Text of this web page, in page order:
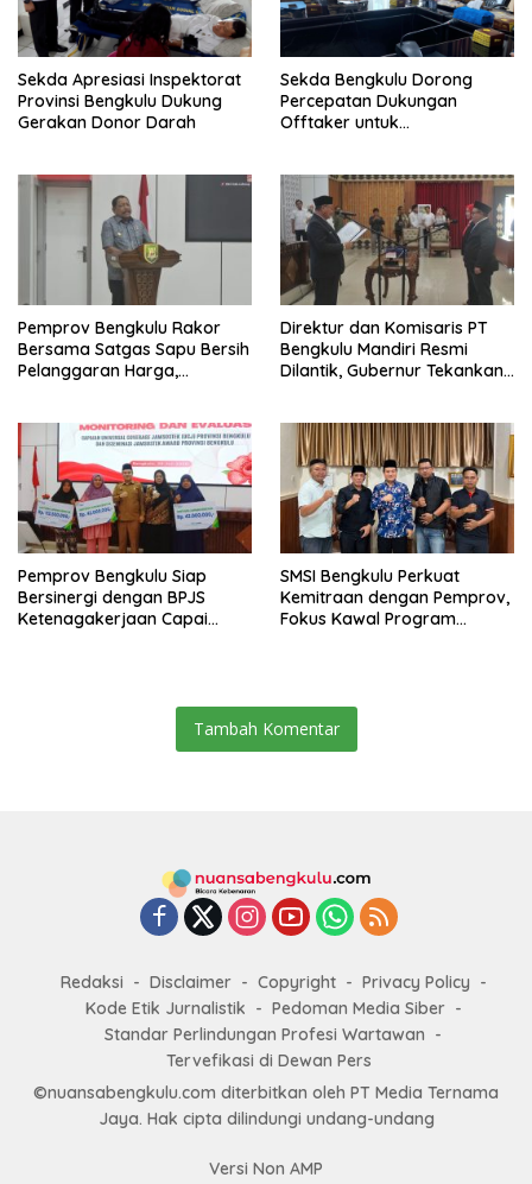
Sekda Apresiasi Inspektorat
Provinsi Bengkulu Dukung
Gerakan Donor Darah
Sekda Bengkulu Dorong
Percepatan Dukungan
Offtaker untuk
Pemprov Bengkulu Rakor
Bersama Satgas Sapu Bersih
Pelanggaran Harga,
Masih Jadi Sorotan
Direktur dan Komisaris PT
Bengkulu Mandiri Resmi
Dilantik, Gubernur Tekankan
Pemprov Bengkulu Siap
Bersinergi dengan BPJS
Ketenagakerjaan Capai
SMSI Bengkulu Perkuat
Kemitraan dengan Pemprov,
Fokus Kawal Program
Tambah Komentar
Redaksi Disclaimer Copyright
Privacy Policy
Kode Etik Jurnalistik
Pedoman Media Siber
Standar Perlindungan Profesi Wartawan
Tervefikasi di Dewan Pers
©nuansabengkulu.com diterbitkan oleh PT Media Ternama
Jaya. Hak cipta dilindungi undang-undang
Versi Non AMP